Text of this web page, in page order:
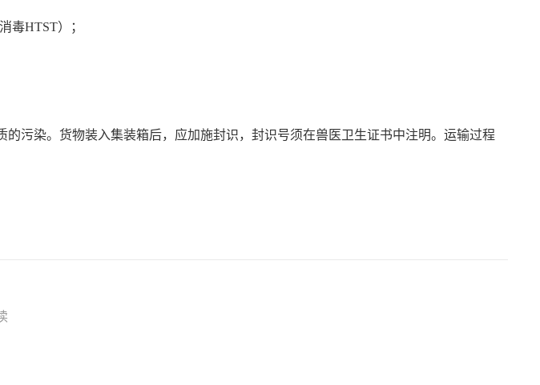
HTST）；
染。货物装入集装箱后，应加施封识，封识号须在兽医卫生证书中注明。运输过程